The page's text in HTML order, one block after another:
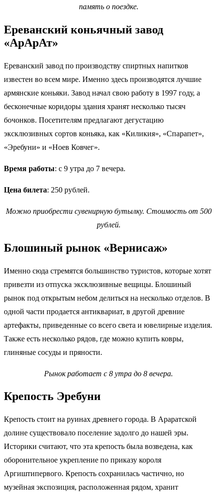
память о поездке.
Ереванский коньячный завод
«АрАрАт»
Ереванский завод по производству спиртных напитков
известен во всем мире. Именно здесь производятся лучшие
армянские коньяки. Завод начал свою работу в 1997 году, а
бесконечные коридоры здания хранят несколько тысяч
бочонков. Посетителям предлагают дегустацию
эксклюзивных сортов коньяка, как «Киликия», «Спарапет»,
«Эребуни» и «Ноев Ковчег».
Время работы: с 9 утра до 7 вечера.
Цена билета: 250 рублей.
Можно приобрести сувенирную бутылку. Стоимость от 500
рублей.
Блошиный рынок «Вернисаж»
Именно сюда стремятся большинство туристов, которые хотят
привезти из отпуска эксклюзивные вещицы. Блошиный
рынок под открытым небом делиться на несколько отделов. В
одной части продается антиквариат, в другой древние
артефакты, приведенные со всего света и ювелирные изделия.
Также есть несколько рядов, где можно купить ковры,
глиняные сосуды и пряности.
Рынок работает с 8 утра до 8 вечера.
Крепость Эребуни
Крепость стоит на руинах древнего города. В Араратской
долине существовало поселение задолго до нашей эры.
Историки считают, что эта крепость была возведена, как
оборонительное укрепление по приказу короля
Аргиштипервого. Крепость сохранилась частично, но
музейная экспозиция, расположенная рядом, хранит